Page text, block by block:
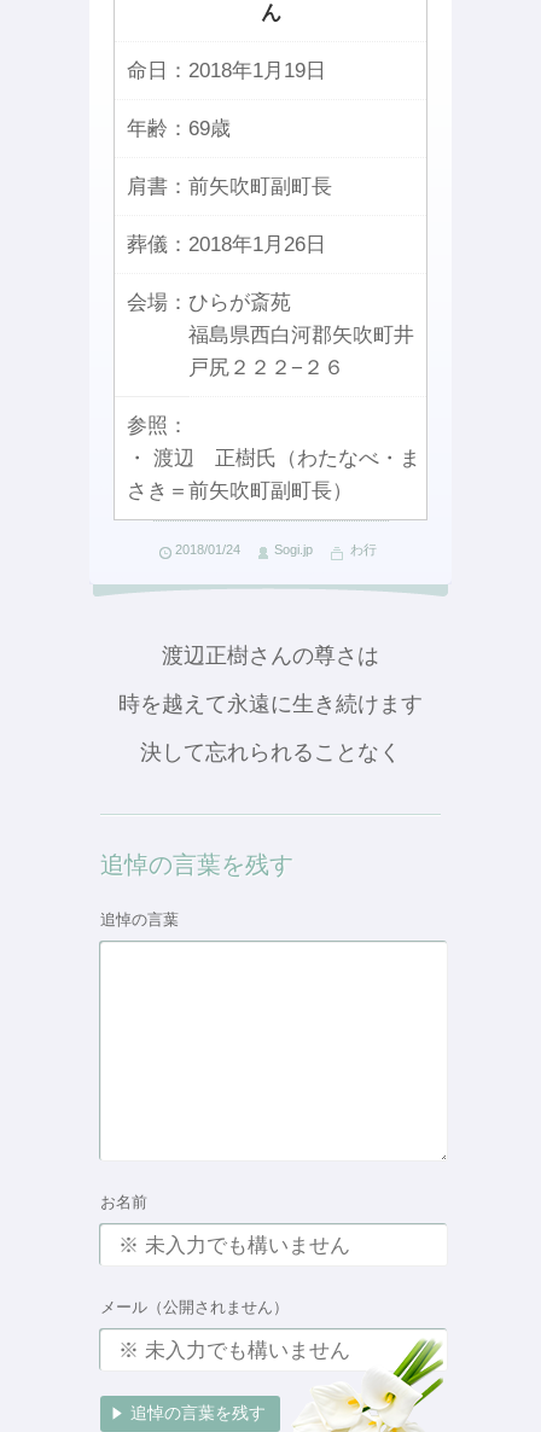
ん
命日： 2018年1月19日
年齢： 69歳
肩書： 前矢吹町副町長
葬儀： 2018年1月26日
会場： ひらが斎苑
福島県西白河郡矢吹町井
戸尻２２２−２６
参照：
・ 渡辺 正樹氏（わたなべ・ま
さき＝前矢吹町副町長）
2018/01/24 Sogi.jp わ行
渡辺正樹さんの尊さは
時を越えて永遠に生き続けます
決して忘れられることなく
追悼の言葉を残す
追悼の言葉
お名前
メール（公開されません）